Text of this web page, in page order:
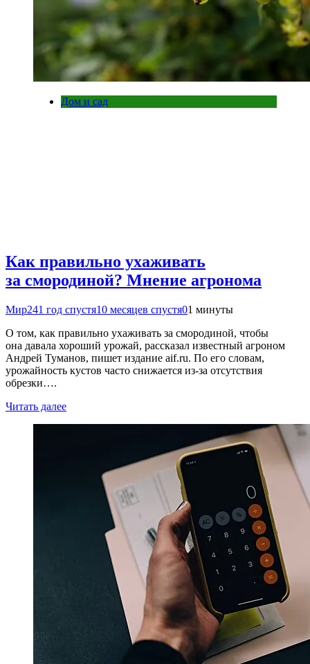
Дом и сад
Как правильно ухаживать
за смородиной? Мнение агронома
Мир241 год спустя10 месяцев спустя01 минуты
О том, как правильно ухаживать за смородиной, чтобы
она давала хороший урожай, рассказал известный агроном
Андрей Туманов, пишет издание aif.ru. По его словам,
урожайность кустов часто снижается из-за отсутствия
обрезки….
Читать далее